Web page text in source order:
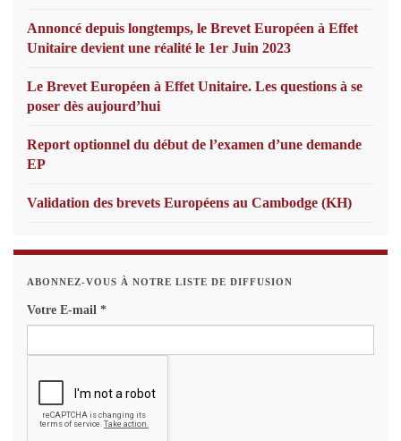
Annoncé depuis longtemps, le Brevet Européen à Effet
Unitaire devient une réalité le 1er Juin 2023
Le Brevet Européen à Effet Unitaire. Les questions à se
poser dès aujourd’hui
Report optionnel du début de l’examen d’une demande
EP
Validation des brevets Européens au Cambodge (KH)
ABONNEZ-VOUS À NOTRE LISTE DE DIFFUSION
Votre E-mail *